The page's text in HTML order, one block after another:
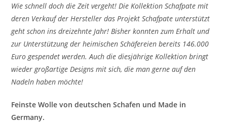
Wie schnell doch die Zeit vergeht! Die Kollektion Schafpate mit
deren Verkauf der Hersteller das Projekt Schafpate unterstützt
geht schon ins dreizehnte Jahr! Bisher konnten zum Erhalt und
zur Unterstützung der heimischen Schäfereien bereits 146.000
Euro gespendet werden. Auch die diesjährige Kollektion bringt
wieder großartige Designs mit sich, die man gerne auf den
Nadeln haben möchte!
Feinste Wolle von deutschen Schafen und Made in
Germany.